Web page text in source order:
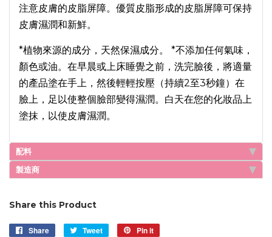
注意皮膚的皮脂屏障。優質皮脂形成的皮脂屏障可保持
皮膚濕潤和新鮮。
*植物來源的成分，天然保濕成分。 *不添加任何氣味，
顏色或油。在早晨或上床睡覺之前，洗完臉後，將適量
的產品塗在手上，然後輕輕按壓（持續2至3秒鐘）在
臉上，足以使整個臉部變得濕潤。白天在您的化妝品上
塗抹，以使皮膚濕潤。
配料
製造商
Share this Product
Share
Share
Tweet
Tweet
Pin it